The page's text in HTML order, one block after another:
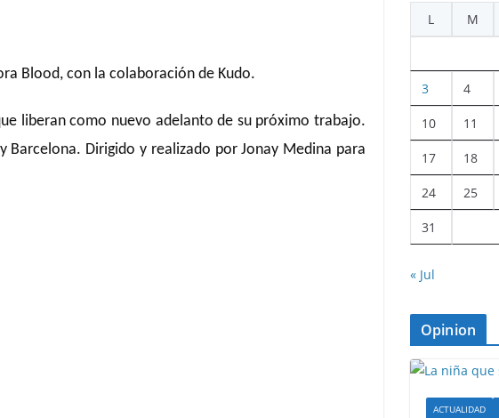
Blood, con la colaboración de Kudo.
liberan como nuevo adelanto de su próximo trabajo.
Barcelona. Dirigido y realizado por Jonay Medina para
L
M
3 4
10 11
17 18
24 25
31
« Jul
Opinion
ACTUALIDAD